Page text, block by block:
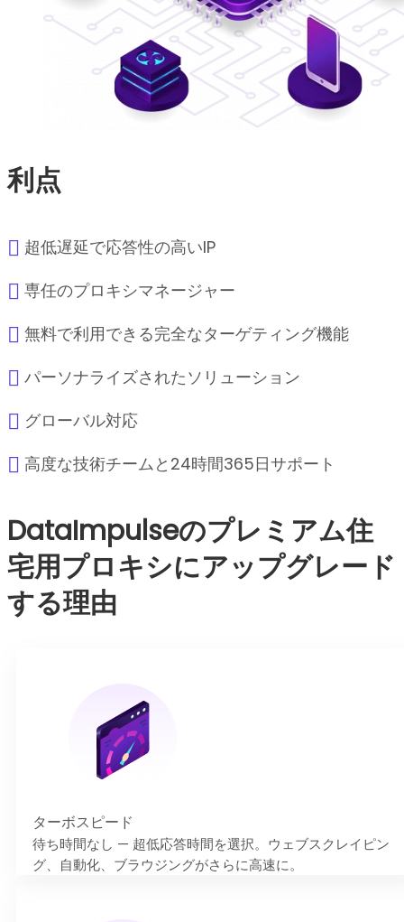
利点
超低遅延で応答性の高いIP
専任のプロキシマネージャー
無料で利用できる完全なターゲティング機能
パーソナライズされたソリューション
グローバル対応
高度な技術チームと24時間365日サポート
DataImpulseのプレミアム住
宅用プロキシにアップグレード
する理由
ターボスピード
待ち時間なし — 超低応答時間を選択。ウェブスクレイピン
グ、自動化、ブラウジングがさらに高速に。